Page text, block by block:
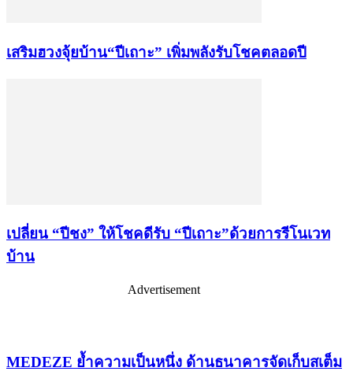
เสริมฮวงจุ้ยบ้าน“ปีเถาะ” เพิ่มพลังรับโชคตลอดปี
เปลี่ยน “ปีชง” ให้โชคดีรับ “ปีเถาะ”ด้วยการรีโนเวท
บ้าน
Advertisement
MEDEZE ย้ำความเป็นหนึ่ง ด้านธนาคารจัดเก็บสเต็ม